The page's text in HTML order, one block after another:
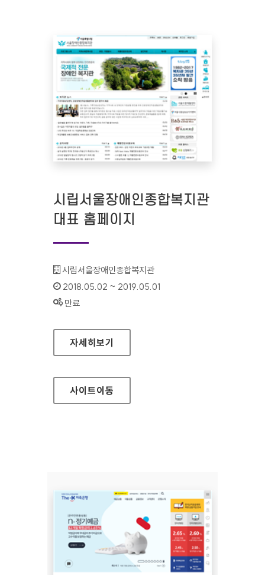
시립서울장애인종합복지관
대표 홈페이지
기관명 :
시립서울장애인종합복지관
인증기간 :
2018.05.02 ~ 2019.05.01
상태 :
만료
시립서울장애인종합복지관 대표 홈페이지
자세히보기
사이트이동